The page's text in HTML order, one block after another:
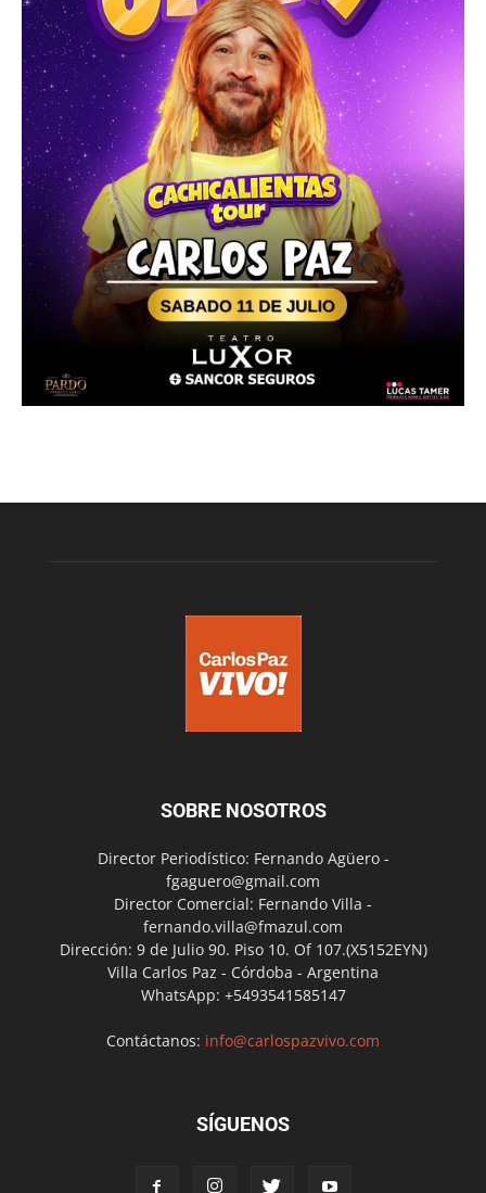
SOBRE NOSOTROS
Director Periodístico: Fernando Agüero -
fgaguero@gmail.com
Director Comercial: Fernando Villa -
fernando.villa@fmazul.com
Dirección: 9 de Julio 90. Piso 10. Of 107.(X5152EYN)
Villa Carlos Paz - Córdoba - Argentina
WhatsApp: +5493541585147
Contáctanos: info@carlospazvivo.com
SÍGUENOS